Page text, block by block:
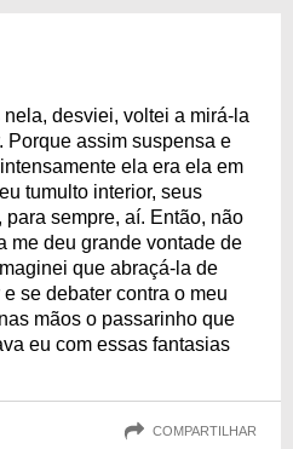
desviei, voltei a mirá-la
Porque assim suspensa e
ela era ela em
tumulto interior, seus
sempre, aí. Então, não
me deu grande vontade de
que abraçá-la de
se debater contra o meu
mãos o passarinho que
eu com essas fantasias
COMPARTILHAR